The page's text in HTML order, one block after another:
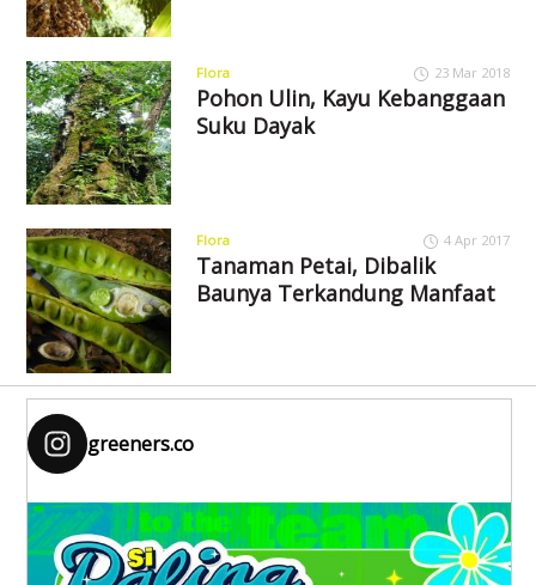
Flora 23 Mar 2018
Pohon Ulin, Kayu Kebanggaan
Suku Dayak
Flora 4 Apr 2017
Tanaman Petai, Dibalik
Baunya Terkandung Manfaat
greeners.co